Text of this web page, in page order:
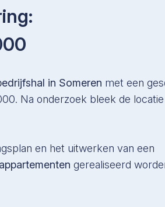
in Someren met een
Na onderzoek bleek de
en het uitwerken van een
gerealiseerd